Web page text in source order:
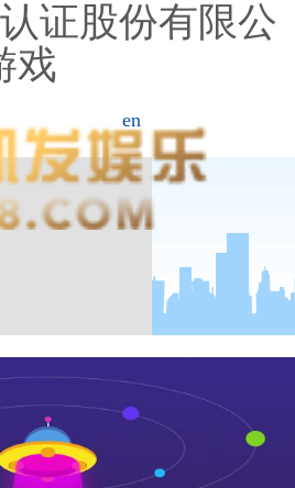
证股份有限公
戏
en